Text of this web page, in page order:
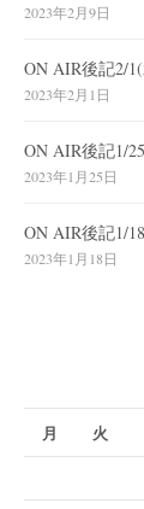
2023年2月9日
ON AIR後記2/
2023年2月1日
ON AIR後記1/
2023年1月25日
ON AIR後記1/
2023年1月18日
月 火